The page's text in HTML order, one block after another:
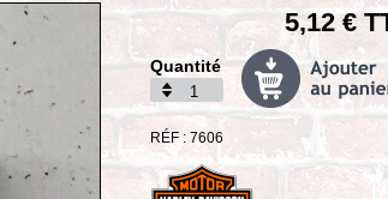
5,12 €
Quantité
RÉF : 7606